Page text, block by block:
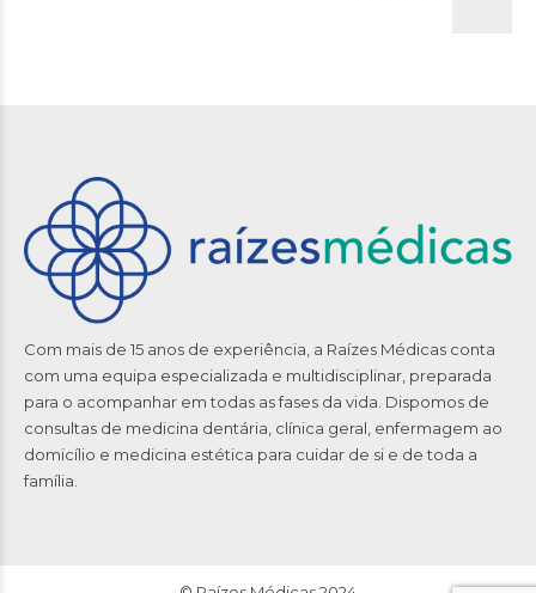
Com mais de 15 anos de experiência, a Raízes Médicas conta
com uma equipa especializada e multidisciplinar, preparada
para o acompanhar em todas as fases da vida. Dispomos de
consultas de medicina dentária, clínica geral, enfermagem ao
domicílio e medicina estética para cuidar de si e de toda a
família.